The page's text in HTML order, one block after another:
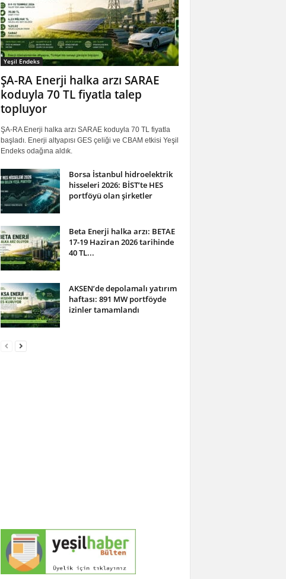
Yeşil Endeks
ŞA-RA Enerji halka arzı SARAE
koduyla 70 TL fiyatla talep
topluyor
ŞA-RA Enerji halka arzı SARAE koduyla 70 TL fiyatla
başladı. Enerji altyapısı GES çeliği ve CBAM etkisi Yeşil
Endeks odağına aldık.
Borsa İstanbul hidroelektrik
hisseleri 2026: BİST’te HES
portföyü olan şirketler
Beta Enerji halka arzı: BETAE
17-19 Haziran 2026 tarihinde
40 TL...
AKSEN’de depolamalı yatırım
haftası: 891 MW portföyde
izinler tamamlandı